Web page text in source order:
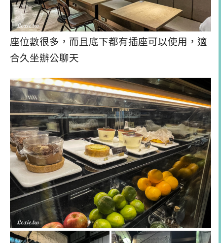
座位數很多，而且底下都有插座可以使用，適
合久坐辦公聊天